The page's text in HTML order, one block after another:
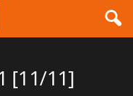
[11/11]